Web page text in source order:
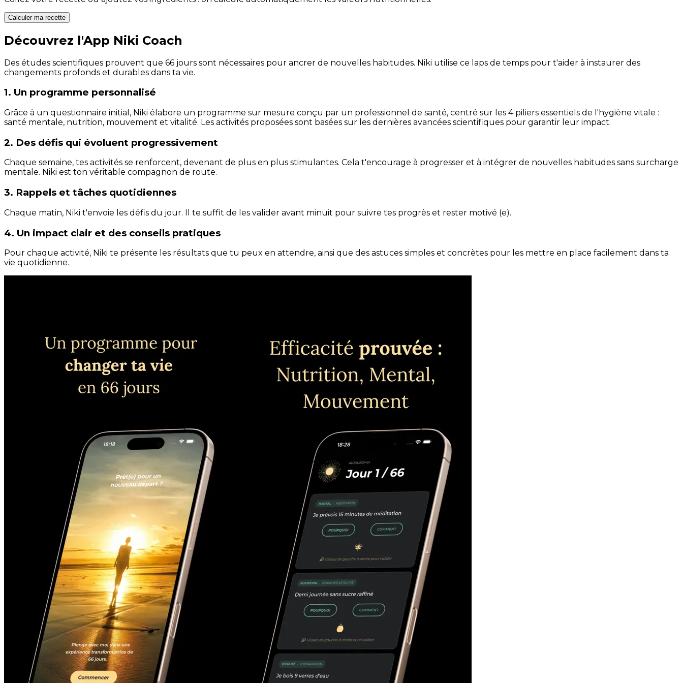
Calculer ma recette
Découvrez l'App Niki Coach
Des études scientifiques prouvent que 66 jours sont nécessaires pour ancrer de nouvelles habitudes. Niki utilise ce laps de temps pour t'aider à instaurer des
changements profonds et durables dans ta vie.
1. Un programme personnalisé
Grâce à un questionnaire initial, Niki élabore un programme sur mesure conçu par un professionnel de santé, centré sur les 4 piliers essentiels de l'hygiène vitale :
santé mentale, nutrition, mouvement et vitalité. Les activités proposées sont basées sur les dernières avancées scientifiques pour garantir leur impact.
2. Des défis qui évoluent progressivement
Chaque semaine, tes activités se renforcent, devenant de plus en plus stimulantes. Cela t'encourage à progresser et à intégrer de nouvelles habitudes sans surcharge
mentale. Niki est ton véritable compagnon de route.
3. Rappels et tâches quotidiennes
Chaque matin, Niki t'envoie les défis du jour. Il te suffit de les valider avant minuit pour suivre tes progrès et rester motivé (e).
4. Un impact clair et des conseils pratiques
Pour chaque activité, Niki te présente les résultats que tu peux en attendre, ainsi que des astuces simples et concrètes pour les mettre en place facilement dans ta
vie quotidienne.